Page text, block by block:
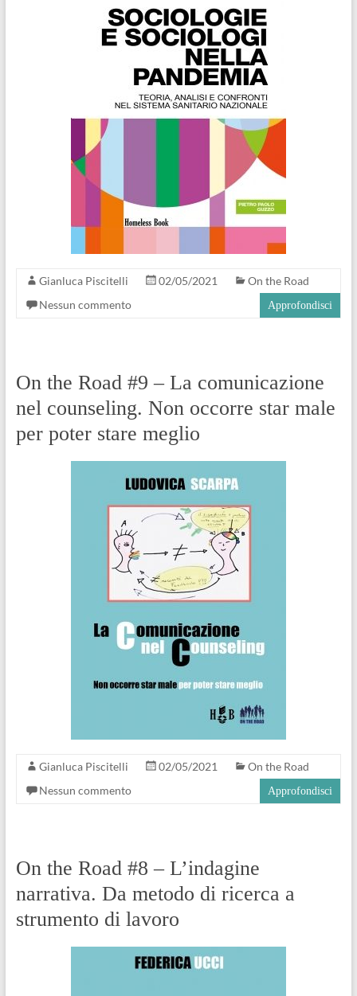
Gianluca Piscitelli 02/05/2021
On the Road
Nessun commento
Approfondisci
On the Road #9 – La comunicazione
nel counseling. Non occorre star male
per poter stare meglio
Gianluca Piscitelli 02/05/2021
On the Road
Nessun commento
Approfondisci
On the Road #8 – L’indagine
narrativa. Da metodo di ricerca a
strumento di lavoro